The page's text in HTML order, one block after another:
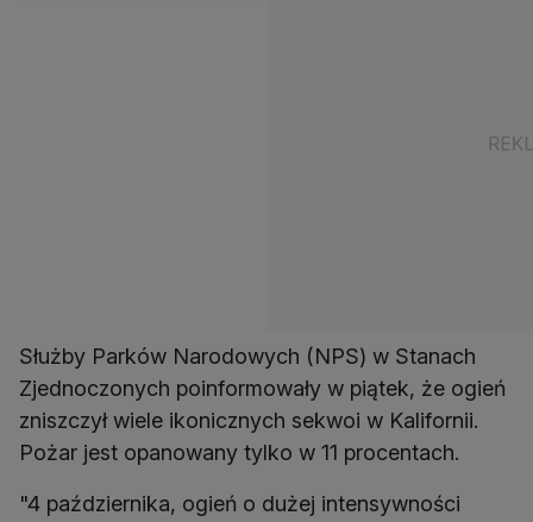
Służby Parków Narodowych (NPS) w Stanach
Zjednoczonych poinformowały w piątek, że ogień
zniszczył wiele ikonicznych sekwoi w Kalifornii.
Pożar jest opanowany tylko w 11 procentach.
"4 października, ogień o dużej intensywności